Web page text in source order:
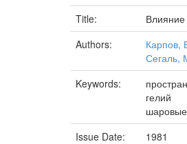
Title:
Влияние
Authors:
Карпов,
Сегаль,
Keywords:
гелий
Issue Date:
1981